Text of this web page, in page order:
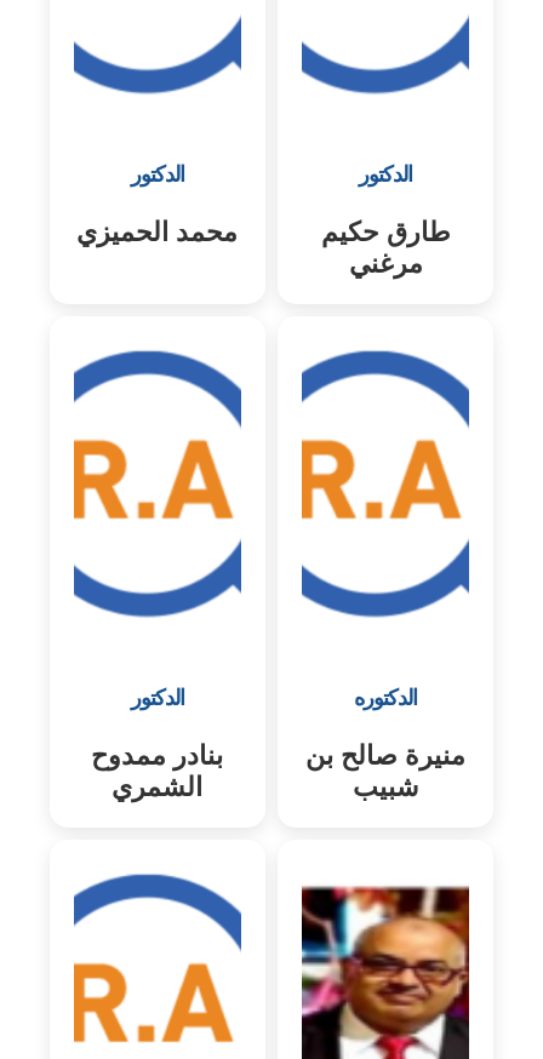
الدكتور
طارق حكيم
مرغني
الدكتور
محمد الحميزي
الدكتوره
منيرة صالح بن
شبيب
الدكتور
بنادر ممدوح
الشمري